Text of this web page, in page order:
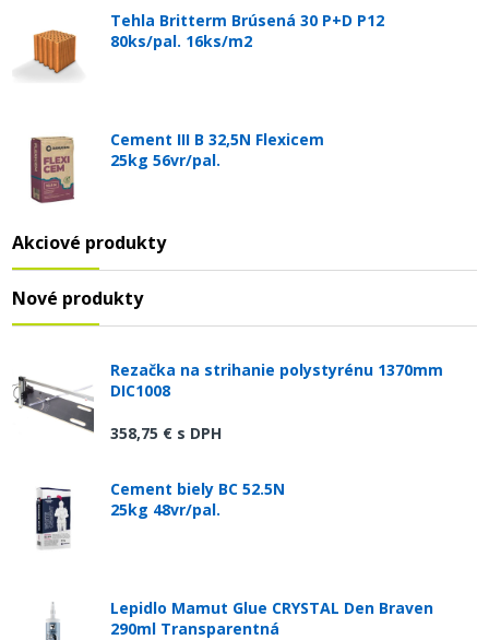
Tehla Britterm Brúsená 30 P+D P12
80ks/pal. 16ks/m2
Cement III B 32,5N Flexicem
25kg 56vr/pal.
Akciové produkty
Nové produkty
Rezačka na strihanie polystyrénu 1370mm
DIC1008
358,75 € s DPH
Cement biely BC 52.5N
25kg 48vr/pal.
Lepidlo Mamut Glue CRYSTAL Den Braven
290ml Transparentná